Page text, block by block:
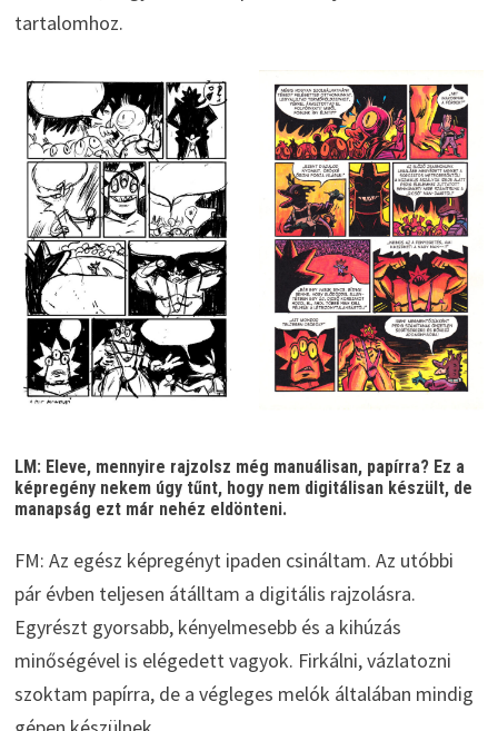
tartalomhoz.
LM: Eleve, mennyire rajzolsz még manuálisan, papírra? Ez a
képregény nekem úgy tűnt, hogy nem digitálisan készült, de
manapság ezt már nehéz eldönteni.
FM: Az egész képregényt ipaden csináltam. Az utóbbi
pár évben teljesen átálltam a digitális rajzolásra.
Egyrészt gyorsabb, kényelmesebb és a kihúzás
minőségével is elégedett vagyok. Firkálni, vázlatozni
szoktam papírra, de a végleges melók általában mindig